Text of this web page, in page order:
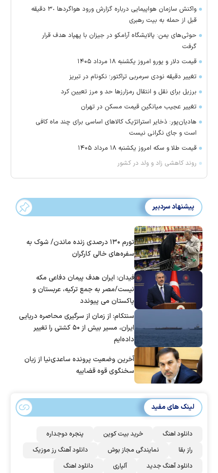
واکنش سازمان هواپیمایی درباره گزارش ورود هواگرد‌ها ٣٠ دقیقه
قبل از حمله به بیت رهبری
حوثی‌های یمن: پالایشگاه آرامکو در جیزان با پهپاد هدف قرار
گرفت
قیمت دلار و یورو امروز یکشنبه ۱۸ مرداد ۱۴۰۵
تغییر دقیقه نودی سرمربی تراکتور؛ نکونام در تبریز
برزیل برای نقل‌ و انتقال رمزارز‌ها حد و مرز تعیین کرد
تغییر عجیب میانگین قیمت مسکن در تهران
هادیان‌پور: ذخایر استراتژیک کالا‌های اساسی برای چند ماه کافی
است و جای نگرانی نیست
قیمت طلا و سکه امروز یکشنبه ۱۸ مرداد ۱۴۰۵
روند کاهشی زاد و ولد در کشور
پیشنهاد سردبیر
تورم ۱۳۰ درصدی زنده ماندن/ شوک به
سفره‌های خالی کارگران
فیدان: ایران هدف پیمان دفاعی مکه
نیست/مصر به جمع ترکیه، عربستان و
پاکستان می پیوندد
سنتکام: از زمان از سرگیری محاصره دریایی
ایران، مسیر بیش از ۵۰ کشتی را تغییر
داده‌ایم
آخرین وضعیت پرونده ساعدی‌نیا از زبان
سخنگوی قوه قضاییه
لینک های مفید
دانلود اهنگ خرید بیت کوین
پنجره دوجداره
راز بقا
نمایندگی مجاز بوش
دانلود آهنگ رز‌ موزیک
دانلود آهنگ جدید
آلپاری دانلود اهنگ